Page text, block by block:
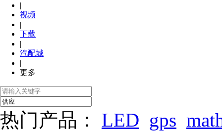
|
视频
|
下载
|
汽配城
|
更多
热门产品： LED gps